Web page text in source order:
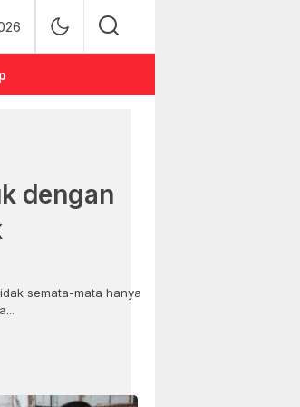
dengan
semata-mata hanya